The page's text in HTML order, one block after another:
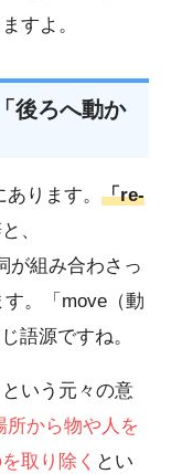
すよ。
後ろへ動か
ります。 「re-
、
が組み合わさっ
。「move（動
語源ですね。
いう元々の意
所から物や人を
取り除く とい